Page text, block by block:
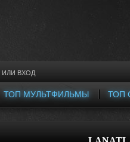
ИЛИ ВХОД
ТОП
ТОП МУЛЬТФИЛЬМЫ